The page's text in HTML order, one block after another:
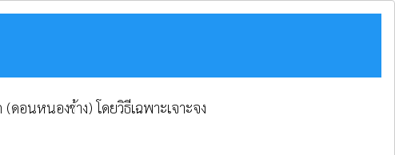
อนหนองช้าง) โดยวิธีเฉพาะเจาะจง